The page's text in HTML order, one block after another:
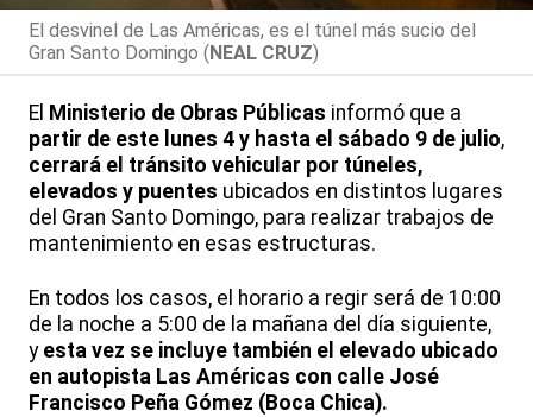
El desvinel de Las Américas, es el túnel más sucio del
Gran Santo Domingo (NEAL CRUZ)
El Ministerio de Obras Públicas informó que a
partir de este lunes 4 y hasta el sábado 9 de julio,
cerrará el tránsito vehicular por túneles,
elevados y puentes ubicados en distintos lugares
del Gran Santo Domingo, para realizar trabajos de
mantenimiento en esas estructuras.
En todos los casos, el horario a regir será de 10:00
de la noche a 5:00 de la mañana del día siguiente,
y esta vez se incluye también el elevado ubicado
en autopista Las Américas con calle José
Francisco Peña Gómez (Boca Chica).